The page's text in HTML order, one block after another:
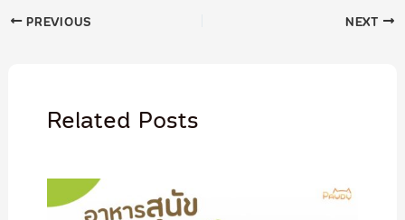
PREVIOUS NEXT
Related Posts